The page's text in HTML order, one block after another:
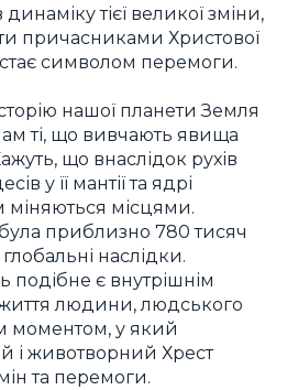
тієї великої зміни,
причасниками Христової
символом перемоги.
нашої планети Земля
ті, що вивчають явища
що внаслідок рухів
у її мантії та ядрі
міняються місцями.
приблизно 780 тисяч
наслідки.
є внутрішнім
людини, людського
моментом, у який
і животворний Хрест
та перемоги.